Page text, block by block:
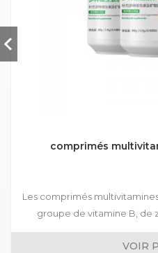
comprimés
Les comprimés
groupe de vitamine B, de
nutriments. Des formules
et des formules VOIR